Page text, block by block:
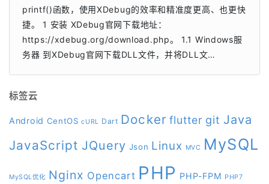
printf()函数，使用XDebug的效率和精准度更高、也更快
捷。 1 安装 XDebug官网下载地址：
https://xdebug.org/download.php。 1.1 Windows服
务器 到XDebug官网下载DLL文件，并将DLL文…
标签云
Android CentOS cURL Dart Docker flutter git Java
JavaScript JQuery Json Linux MVC MySQL
MySQL优化 Nginx Opencart PHP PHP-FPM PHP7